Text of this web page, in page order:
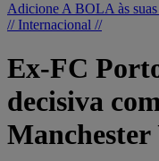
Adicione A BOLA às
// Internacional //
Ex-FC
decisiva